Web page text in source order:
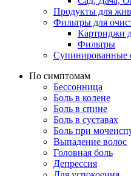
Продукты для
Фильтры для
Картриджи
Фильтры
Супинированные
По симптомам
Бессонница
Боль в колене
Боль в спине
Боль в суставах
Боль при
Выпадение волос
Головная боль
Депрессия